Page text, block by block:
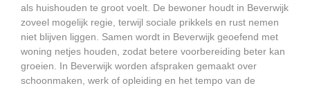
als huishouden te groot voelt. De bewoner houdt in Beverwijk
zoveel mogelijk regie, terwijl sociale prikkels en rust nemen
niet blijven liggen. Samen wordt in Beverwijk geoefend met
woning netjes houden, zodat betere voorbereiding beter kan
groeien. In Beverwijk worden afspraken gemaakt over
schoonmaken, werk of opleiding en het tempo van de